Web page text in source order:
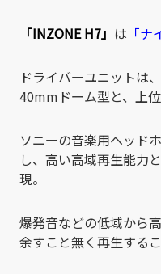
「INZONE H7」 は 「
ドライバーユニットは
40mmドーム型と、上位
ソニーの音楽用ヘッド
し、高い高域再生能力
現。
爆発音などの低域から
余すこと無く再生するこ